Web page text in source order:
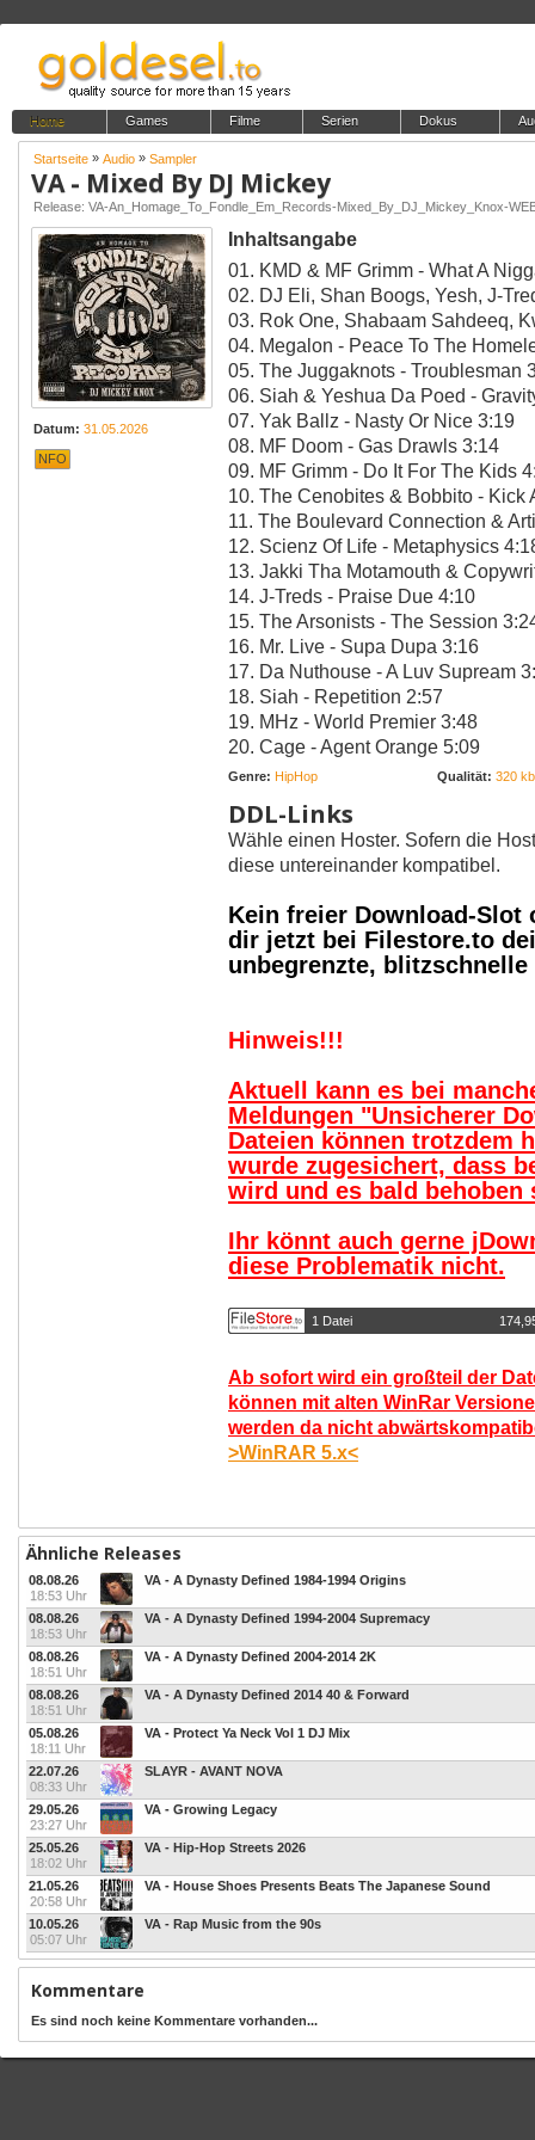
Home Games Filme Serien Dokus
Startseite » Audio » Sampler
VA - Mixed By DJ Mickey
Release: VA-An_Homage_To_Fondle_Em_Records-Mixed_By_DJ_Mickey_Knox-
Datum: 31.05.2026
NFO
Inhaltsangabe
01. KMD & MF Grimm - What A
02. DJ Eli, Shan Boogs, Yesh, J-
03. Rok One, Shabaam Sahdeeq,
04. Megalon - Peace To The
05. The Juggaknots - Troublesman
06. Siah & Yeshua Da Poed -
07. Yak Ballz - Nasty Or Nice 3:19
08. MF Doom - Gas Drawls 3:14
09. MF Grimm - Do It For The Kids
10. The Cenobites & Bobbito - Kick
11. The Boulevard Connection &
12. Scienz Of Life - Metaphysics
13. Jakki Tha Motamouth &
14. J-Treds - Praise Due 4:10
15. The Arsonists - The Session
16. Mr. Live - Supa Dupa 3:16
17. Da Nuthouse - A Luv Supream
18. Siah - Repetition 2:57
19. MHz - World Premier 3:48
20. Cage - Agent Orange 5:09
Genre: HipHop Qualität: 320
DDL-Links
Wähle einen Hoster. Sofern die
diese untereinander kompatibel.
Kein freier Download-Slot
dir jetzt bei Filestore.to
unbegrenzte,
Hinweis!!!
Aktuell kann es bei
Meldungen "Unsicherer
Dateien können trotzdem
wurde zugesichert, dass
wird und es bald behoben
Ihr könnt auch gerne
diese Problematik nicht.
1 Datei
Ab sofort wird ein großteil der
können mit alten WinRar
werden da nicht
>WinRAR 5.x<
Ähnliche Releases
08.08.26
18:53 Uhr
VA - A Dynasty Defined 1984-1994 Origins
08.08.26
18:53 Uhr
VA - A Dynasty Defined 1994-2004 Supremacy
08.08.26
18:51 Uhr
VA - A Dynasty Defined 2004-2014 2K
08.08.26
18:51 Uhr
VA - A Dynasty Defined 2014 40 & Forward
05.08.26
18:11 Uhr
VA - Protect Ya Neck Vol 1 DJ Mix
22.07.26
08:33 Uhr
SLAYR - AVANT NOVA
29.05.26
23:27 Uhr
VA - Growing Legacy
25.05.26
18:02 Uhr
VA - Hip-Hop Streets 2026
21.05.26
20:58 Uhr
VA - House Shoes Presents Beats The Japanese Sound
10.05.26
05:07 Uhr
VA - Rap Music from the 90s
Kommentare
Es sind noch keine Kommentare vorhanden...